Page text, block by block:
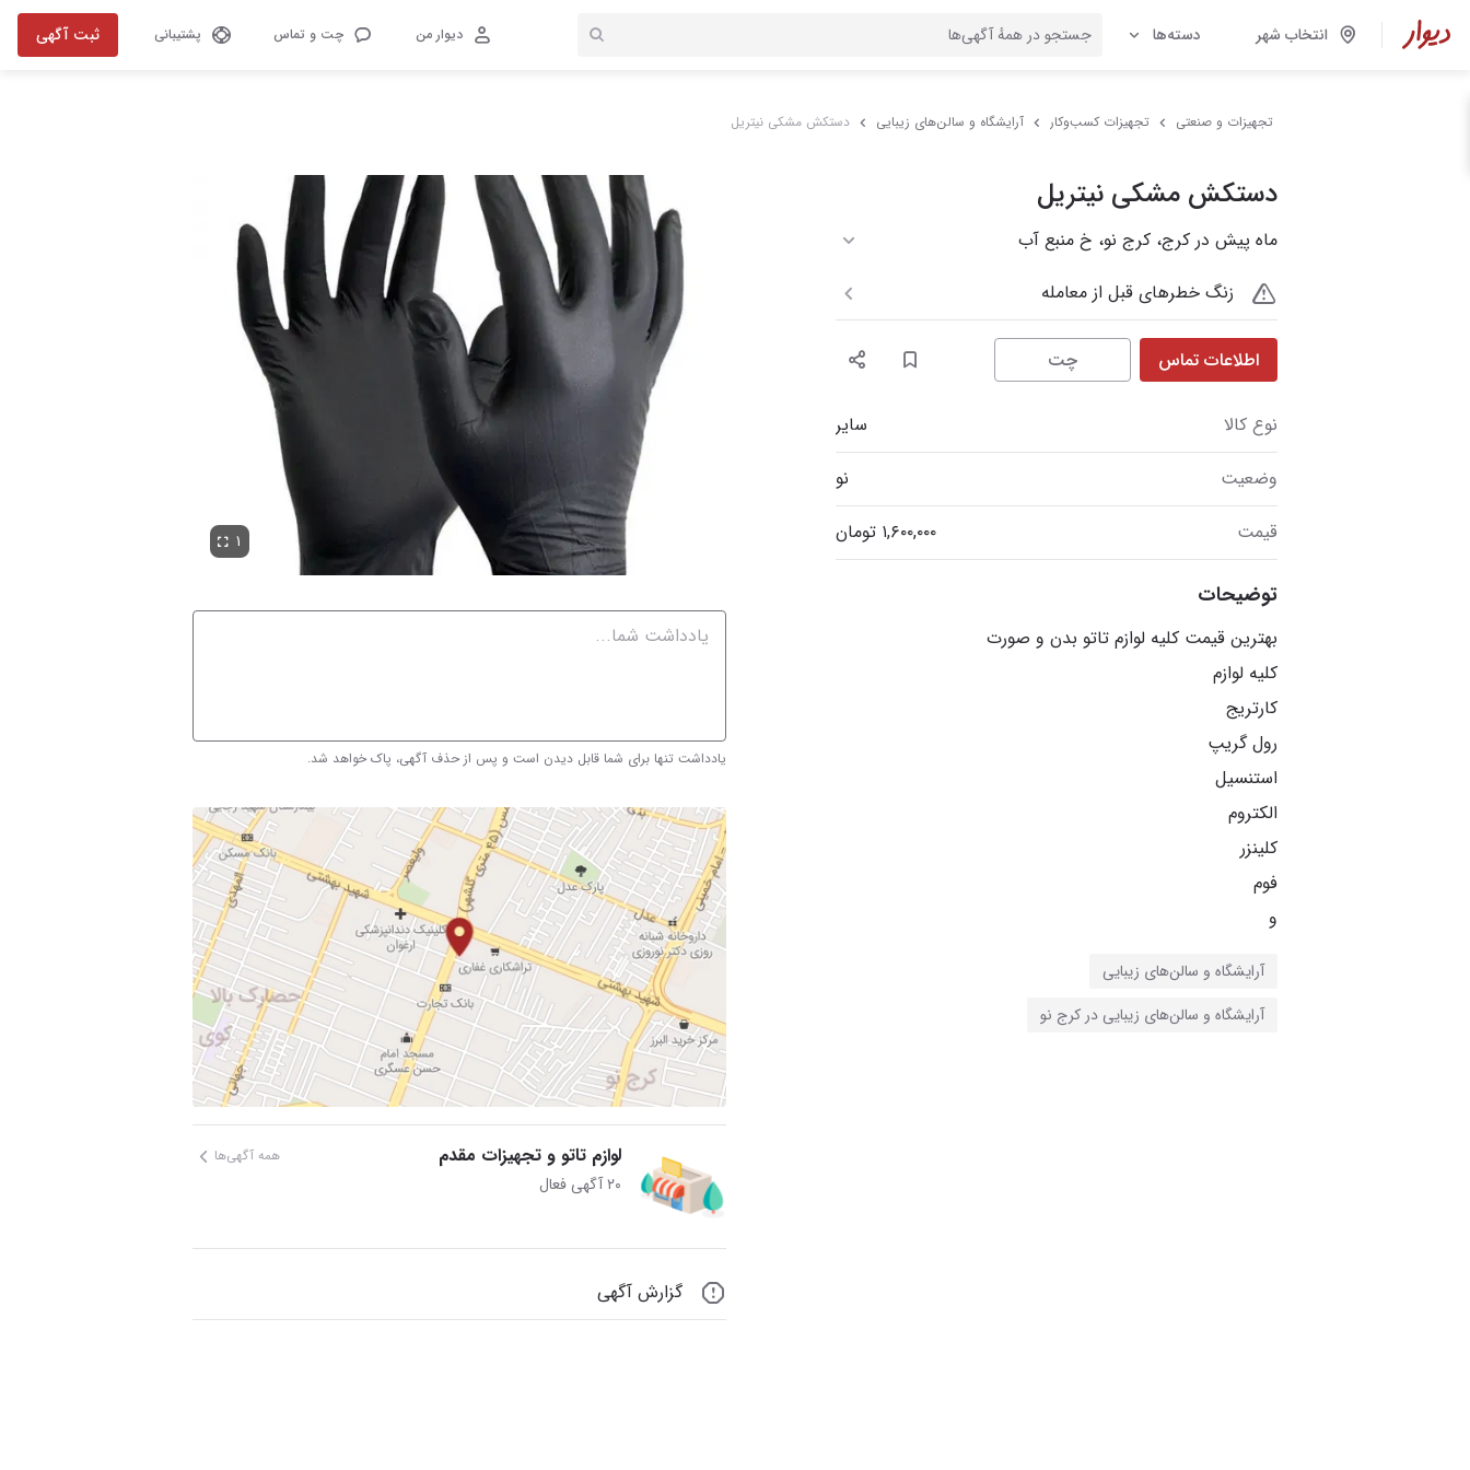
انتخاب شهر دسته‌ها دیوار من چت و تماس پشتیبانی ثبت آگهی
تجهیزات و صنعتی تجهیزات کسب‌وکار آرایشگاه و سالن‌های زیبایی دستکش مشکی نیتریل
دستکش مشکی نیتریل
ماه پیش در کرج، کرج نو، خ منبع آب
زنگ خطرهای قبل از معامله
اطلاعات تماس چت
نوع کالا
سایر
وضعیت
نو
قیمت
توضیحات
و
آرایشگاه و سالن‌های زیبایی
آرایشگاه و سالن‌های زیبایی در کرج نو
۱
یادداشت تنها برای شما قابل دیدن است و پس از حذف آگهی، پاک خواهد شد.
لوازم تاتو و تجهیزات مقدم همه آگهی‌ها
۲۰ آگهی فعال
گزارش آگهی